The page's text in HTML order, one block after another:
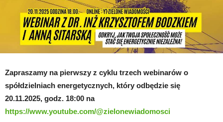
Zapraszamy na pierwszy z cyklu trzech webinarów o
spółdzielniach energetycznych, który odbędzie się
20.11.2025, godz. 18:00 na
https://www.youtube.com/@zielonewiadomosci